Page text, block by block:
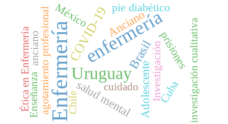
Enfermeríaenfermería
Uruguay
COVID-19 Brasil
Adolescente
Anciano
salud mental
pie diabético
Investigaciónprisiones
México
Cuba
agotamiento profesional
anciano
Enseñanza investigación cualitativa
Ética en Enfermería Chile
cuidado